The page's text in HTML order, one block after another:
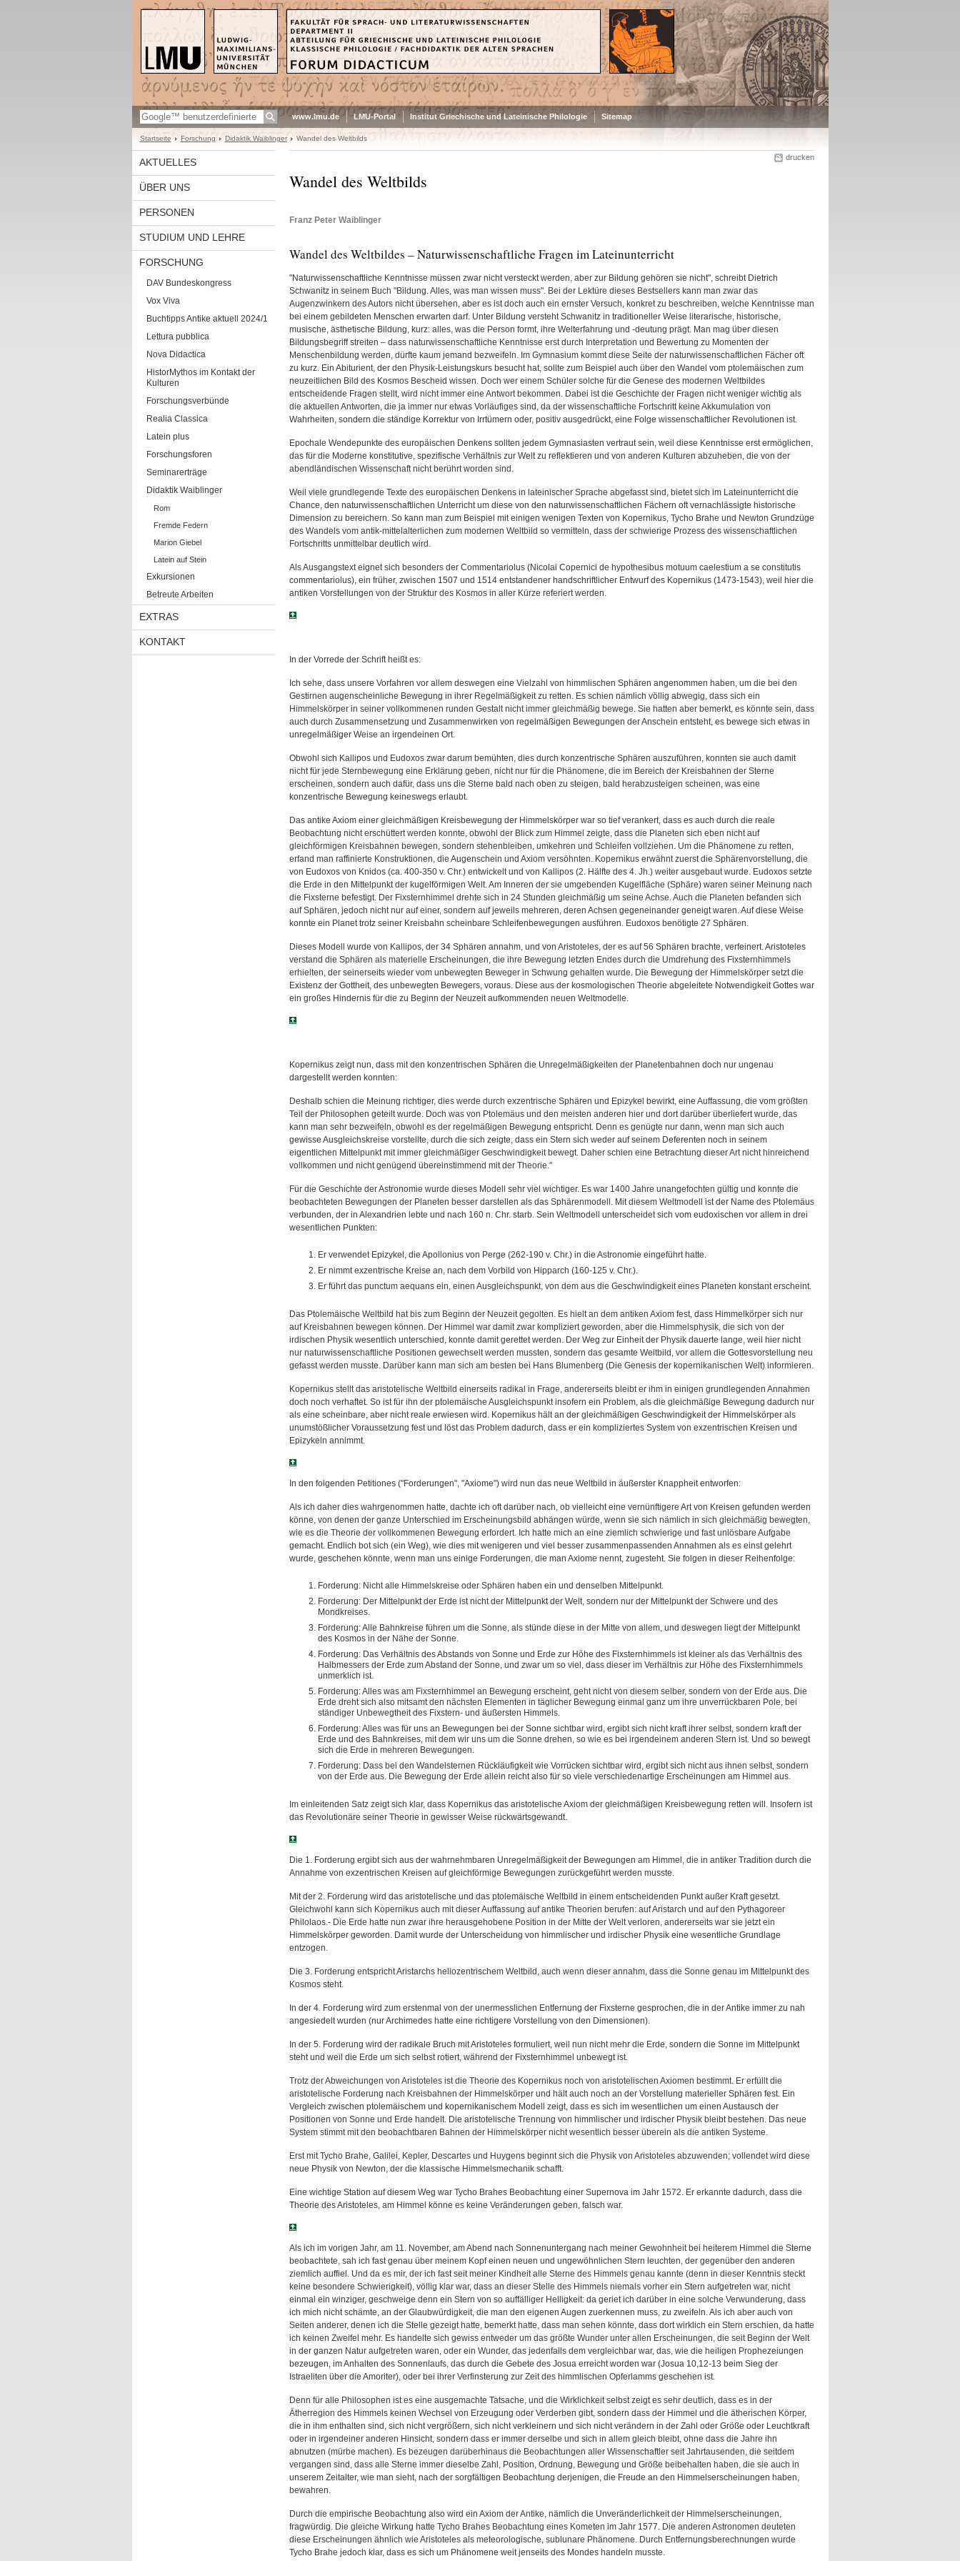
www.lmu.de LMU-Portal Institut Griechische und Lateinische Philologie Sitemap
Startseite Forschung Didaktik Waiblinger Wandel des Weltbilds
AKTUELLES
ÜBER UNS
PERSONEN
STUDIUM UND LEHRE
FORSCHUNG
DAV Bundeskongress
Vox Viva
Buchtipps Antike aktuell 2024/1
Lettura pubblica
Nova Didactica
HistorMythos im Kontakt der
Kulturen
Forschungsverbünde
Realia Classica
Latein plus
Forschungsforen
Seminarerträge
Didaktik Waiblinger
Rom
Fremde Federn
Marion Giebel
Latein auf Stein
Exkursionen
Betreute Arbeiten
EXTRAS
KONTAKT
drucken
Wandel des Weltbilds
Franz Peter Waiblinger
Wandel des Weltbildes – Naturwissenschaftliche Fragen im Lateinunterricht
"Naturwissenschaftliche Kenntnisse müssen zwar nicht versteckt werden, aber zur Bildung gehören sie nicht", schreibt Dietrich
Schwanitz in seinem Buch "Bildung. Alles, was man wissen muss". Bei der Lektüre dieses Bestsellers kann man zwar das
Augenzwinkern des Autors nicht übersehen, aber es ist doch auch ein ernster Versuch, konkret zu beschreiben, welche Kenntnisse man
bei einem gebildeten Menschen erwarten darf. Unter Bildung versteht Schwanitz in traditioneller Weise literarische, historische,
musische, ästhetische Bildung, kurz: alles, was die Person formt, ihre Welterfahrung und -deutung prägt. Man mag über diesen
Bildungsbegriff streiten – dass naturwissenschaftliche Kenntnisse erst durch Interpretation und Bewertung zu Momenten der
Menschenbildung werden, dürfte kaum jemand bezweifeln. Im Gymnasium kommt diese Seite der naturwissenschaftlichen Fächer oft
zu kurz. Ein Abiturient, der den Physik-Leistungskurs besucht hat, sollte zum Beispiel auch über den Wandel vom ptolemäischen zum
neuzeitlichen Bild des Kosmos Bescheid wissen. Doch wer einem Schüler solche für die Genese des modernen Weltbildes
entscheidende Fragen stellt, wird nicht immer eine Antwort bekommen. Dabei ist die Geschichte der Fragen nicht weniger wichtig als
die aktuellen Antworten, die ja immer nur etwas Vorläufiges sind, da der wissenschaftliche Fortschritt keine Akkumulation von
Wahrheiten, sondern die ständige Korrektur von Irrtümern oder, positiv ausgedrückt, eine Folge wissenschaftlicher Revolutionen ist.
Epochale Wendepunkte des europäischen Denkens sollten jedem Gymnasiasten vertraut sein, weil diese Kenntnisse erst ermöglichen,
das für die Moderne konstitutive, spezifische Verhältnis zur Welt zu reflektieren und von anderen Kulturen abzuheben, die von der
abendländischen Wissenschaft nicht berührt worden sind.
Weil viele grundlegende Texte des europäischen Denkens in lateinischer Sprache abgefasst sind, bietet sich im Lateinunterricht die
Chance, den naturwissenschaftlichen Unterricht um diese von den naturwissenschaftlichen Fächern oft vernachlässigte historische
Dimension zu bereichern. So kann man zum Beispiel mit einigen wenigen Texten von Kopernikus, Tycho Brahe und Newton Grundzüge
des Wandels vom antik-mittelalterlichen zum modernen Weltbild so vermitteln, dass der schwierige Prozess des wissenschaftlichen
Fortschritts unmittelbar deutlich wird.
Als Ausgangstext eignet sich besonders der Commentariolus (Nicolai Copernici de hypothesibus motuum caelestium a se constitutis
commentariolus), ein früher, zwischen 1507 und 1514 entstandener handschriftlicher Entwurf des Kopernikus (1473-1543), weil hier die
antiken Vorstellungen von der Struktur des Kosmos in aller Kürze referiert werden.
In der Vorrede der Schrift heißt es:
Ich sehe, dass unsere Vorfahren vor allem deswegen eine Vielzahl von himmlischen Sphären angenommen haben, um die bei den
Gestirnen augenscheinliche Bewegung in ihrer Regelmäßigkeit zu retten. Es schien nämlich völlig abwegig, dass sich ein
Himmelskörper in seiner vollkommenen runden Gestalt nicht immer gleichmäßig bewege. Sie hatten aber bemerkt, es könnte sein, dass
auch durch Zusammensetzung und Zusammenwirken von regelmäßigen Bewegungen der Anschein entsteht, es bewege sich etwas in
unregelmäßiger Weise an irgendeinen Ort.
Obwohl sich Kallipos und Eudoxos zwar darum bemühten, dies durch konzentrische Sphären auszuführen, konnten sie auch damit
nicht für jede Sternbewegung eine Erklärung geben, nicht nur für die Phänomene, die im Bereich der Kreisbahnen der Sterne
erscheinen, sondern auch dafür, dass uns die Sterne bald nach oben zu steigen, bald herabzusteigen scheinen, was eine
konzentrische Bewegung keineswegs erlaubt.
Das antike Axiom einer gleichmäßigen Kreisbewegung der Himmelskörper war so tief verankert, dass es auch durch die reale
Beobachtung nicht erschüttert werden konnte, obwohl der Blick zum Himmel zeigte, dass die Planeten sich eben nicht auf
gleichförmigen Kreisbahnen bewegen, sondern stehenbleiben, umkehren und Schleifen vollziehen. Um die Phänomene zu retten,
erfand man raffinierte Konstruktionen, die Augenschein und Axiom versöhnten. Kopernikus erwähnt zuerst die Sphärenvorstellung, die
von Eudoxos von Knidos (ca. 400-350 v. Chr.) entwickelt und von Kallipos (2. Hälfte des 4. Jh.) weiter ausgebaut wurde. Eudoxos setzte
die Erde in den Mittelpunkt der kugelförmigen Welt. Am Inneren der sie umgebenden Kugelfläche (Sphäre) waren seiner Meinung nach
die Fixsterne befestigt. Der Fixsternhimmel drehte sich in 24 Stunden gleichmäßig um seine Achse. Auch die Planeten befanden sich
auf Sphären, jedoch nicht nur auf einer, sondern auf jeweils mehreren, deren Achsen gegeneinander geneigt waren. Auf diese Weise
konnte ein Planet trotz seiner Kreisbahn scheinbare Schleifenbewegungen ausführen. Eudoxos benötigte 27 Sphären.
Dieses Modell wurde von Kallipos, der 34 Sphären annahm, und von Aristoteles, der es auf 56 Sphären brachte, verfeinert. Aristoteles
verstand die Sphären als materielle Erscheinungen, die ihre Bewegung letzten Endes durch die Umdrehung des Fixsternhimmels
erhielten, der seinerseits wieder vom unbewegten Beweger in Schwung gehalten wurde. Die Bewegung der Himmelskörper setzt die
Existenz der Gottheit, des unbewegten Bewegers, voraus. Diese aus der kosmologischen Theorie abgeleitete Notwendigkeit Gottes war
ein großes Hindernis für die zu Beginn der Neuzeit aufkommenden neuen Weltmodelle.
Kopernikus zeigt nun, dass mit den konzentrischen Sphären die Unregelmäßigkeiten der Planetenbahnen doch nur ungenau
dargestellt werden konnten:
Deshalb schien die Meinung richtiger, dies werde durch exzentrische Sphären und Epizykel bewirkt, eine Auffassung, die vom größten
Teil der Philosophen geteilt wurde. Doch was von Ptolemäus und den meisten anderen hier und dort darüber überliefert wurde, das
kann man sehr bezweifeln, obwohl es der regelmäßigen Bewegung entspricht. Denn es genügte nur dann, wenn man sich auch
gewisse Ausgleichskreise vorstellte, durch die sich zeigte, dass ein Stern sich weder auf seinem Deferenten noch in seinem
eigentlichen Mittelpunkt mit immer gleichmäßiger Geschwindigkeit bewegt. Daher schien eine Betrachtung dieser Art nicht hinreichend
vollkommen und nicht genügend übereinstimmend mit der Theorie."
Für die Geschichte der Astronomie wurde dieses Modell sehr viel wichtiger. Es war 1400 Jahre unangefochten gültig und konnte die
beobachteten Bewegungen der Planeten besser darstellen als das Sphärenmodell. Mit diesem Weltmodell ist der Name des Ptolemäus
verbunden, der in Alexandrien lebte und nach 160 n. Chr. starb. Sein Weltmodell unterscheidet sich vom eudoxischen vor allem in drei
wesentlichen Punkten:
Er verwendet Epizykel, die Apollonius von Perge (262-190 v. Chr.) in die Astronomie eingeführt hatte.
Er nimmt exzentrische Kreise an, nach dem Vorbild von Hipparch (160-125 v. Chr.).
Er führt das punctum aequans ein, einen Ausgleichspunkt, von dem aus die Geschwindigkeit eines Planeten konstant erscheint.
Das Ptolemäische Weltbild hat bis zum Beginn der Neuzeit gegolten. Es hielt an dem antiken Axiom fest, dass Himmelkörper sich nur
auf Kreisbahnen bewegen können. Der Himmel war damit zwar kompliziert geworden, aber die Himmelsphysik, die sich von der
irdischen Physik wesentlich unterschied, konnte damit gerettet werden. Der Weg zur Einheit der Physik dauerte lange, weil hier nicht
nur naturwissenschaftliche Positionen gewechselt werden mussten, sondern das gesamte Weltbild, vor allem die Gottesvorstellung neu
gefasst werden musste. Darüber kann man sich am besten bei Hans Blumenberg (Die Genesis der kopernikanischen Welt) informieren.
Kopernikus stellt das aristotelische Weltbild einerseits radikal in Frage, andererseits bleibt er ihm in einigen grundlegenden Annahmen
doch noch verhaftet. So ist für ihn der ptolemäische Ausgleichspunkt insofern ein Problem, als die gleichmäßige Bewegung dadurch nur
als eine scheinbare, aber nicht reale erwiesen wird. Kopernikus hält an der gleichmäßigen Geschwindigkeit der Himmelskörper als
unumstößlicher Voraussetzung fest und löst das Problem dadurch, dass er ein kompliziertes System von exzentrischen Kreisen und
Epizykeln annimmt.
In den folgenden Petitiones ("Forderungen", "Axiome") wird nun das neue Weltbild in äußerster Knappheit entworfen:
Als ich daher dies wahrgenommen hatte, dachte ich oft darüber nach, ob vielleicht eine vernünftigere Art von Kreisen gefunden werden
könne, von denen der ganze Unterschied im Erscheinungsbild abhängen würde, wenn sie sich nämlich in sich gleichmäßig bewegten,
wie es die Theorie der vollkommenen Bewegung erfordert. Ich hatte mich an eine ziemlich schwierige und fast unlösbare Aufgabe
gemacht. Endlich bot sich (ein Weg), wie dies mit wenigeren und viel besser zusammenpassenden Annahmen als es einst gelehrt
wurde, geschehen könnte, wenn man uns einige Forderungen, die man Axiome nennt, zugesteht. Sie folgen in dieser Reihenfolge:
Forderung: Nicht alle Himmelskreise oder Sphären haben ein und denselben Mittelpunkt.
Forderung: Der Mittelpunkt der Erde ist nicht der Mittelpunkt der Welt, sondern nur der Mittelpunkt der Schwere und des
Mondkreises.
Forderung: Alle Bahnkreise führen um die Sonne, als stünde diese in der Mitte von allem, und deswegen liegt der Mittelpunkt
des Kosmos in der Nähe der Sonne.
Forderung: Das Verhältnis des Abstands von Sonne und Erde zur Höhe des Fixsternhimmels ist kleiner als das Verhältnis des
Halbmessers der Erde zum Abstand der Sonne, und zwar um so viel, dass dieser im Verhältnis zur Höhe des Fixsternhimmels
unmerklich ist.
Forderung: Alles was am Fixsternhimmel an Bewegung erscheint, geht nicht von diesem selber, sondern von der Erde aus. Die
Erde dreht sich also mitsamt den nächsten Elementen in täglicher Bewegung einmal ganz um ihre unverrückbaren Pole, bei
ständiger Unbewegtheit des Fixstern- und äußersten Himmels.
Forderung: Alles was für uns an Bewegungen bei der Sonne sichtbar wird, ergibt sich nicht kraft ihrer selbst, sondern kraft der
Erde und des Bahnkreises, mit dem wir uns um die Sonne drehen, so wie es bei irgendeinem anderen Stern ist. Und so bewegt
sich die Erde in mehreren Bewegungen.
Forderung: Dass bei den Wandelsternen Rückläufigkeit wie Vorrücken sichtbar wird, ergibt sich nicht aus ihnen selbst, sondern
von der Erde aus. Die Bewegung der Erde allein reicht also für so viele verschiedenartige Erscheinungen am Himmel aus.
Im einleitenden Satz zeigt sich klar, dass Kopernikus das aristotelische Axiom der gleichmäßigen Kreisbewegung retten will. Insofern ist
das Revolutionäre seiner Theorie in gewisser Weise rückwärtsgewandt.
Die 1. Forderung ergibt sich aus der wahrnehmbaren Unregelmäßigkeit der Bewegungen am Himmel, die in antiker Tradition durch die
Annahme von exzentrischen Kreisen auf gleichförmige Bewegungen zurückgeführt werden musste.
Mit der 2. Forderung wird das aristotelische und das ptolemäische Weltbild in einem entscheidenden Punkt außer Kraft gesetzt.
Gleichwohl kann sich Kopernikus auch mit dieser Auffassung auf antike Theorien berufen: auf Aristarch und auf den Pythagoreer
Philolaos.- Die Erde hatte nun zwar ihre herausgehobene Position in der Mitte der Welt verloren, andererseits war sie jetzt ein
Himmelskörper geworden. Damit wurde der Unterscheidung von himmlischer und irdischer Physik eine wesentliche Grundlage
entzogen.
Die 3. Forderung entspricht Aristarchs heliozentrischem Weltbild, auch wenn dieser annahm, dass die Sonne genau im Mittelpunkt des
Kosmos steht.
In der 4. Forderung wird zum erstenmal von der unermesslichen Entfernung der Fixsterne gesprochen, die in der Antike immer zu nah
angesiedelt wurden (nur Archimedes hatte eine richtigere Vorstellung von den Dimensionen).
In der 5. Forderung wird der radikale Bruch mit Aristoteles formuliert, weil nun nicht mehr die Erde, sondern die Sonne im Mittelpunkt
steht und weil die Erde um sich selbst rotiert, während der Fixsternhimmel unbewegt ist.
Trotz der Abweichungen von Aristoteles ist die Theorie des Kopernikus noch von aristotelischen Axiomen bestimmt. Er erfüllt die
aristotelische Forderung nach Kreisbahnen der Himmelskörper und hält auch noch an der Vorstellung materieller Sphären fest. Ein
Vergleich zwischen ptolemäischem und kopernikanischem Modell zeigt, dass es sich im wesentlichen um einen Austausch der
Positionen von Sonne und Erde handelt. Die aristotelische Trennung von himmlischer und irdischer Physik bleibt bestehen. Das neue
System stimmt mit den beobachtbaren Bahnen der Himmelskörper nicht wesentlich besser überein als die antiken Systeme.
Erst mit Tycho Brahe, Galilei, Kepler, Descartes und Huygens beginnt sich die Physik von Aristoteles abzuwenden; vollendet wird diese
neue Physik von Newton, der die klassische Himmelsmechanik schafft.
Eine wichtige Station auf diesem Weg war Tycho Brahes Beobachtung einer Supernova im Jahr 1572. Er erkannte dadurch, dass die
Theorie des Aristoteles, am Himmel könne es keine Veränderungen geben, falsch war.
Als ich im vorigen Jahr, am 11. November, am Abend nach Sonnenuntergang nach meiner Gewohnheit bei heiterem Himmel die Sterne
beobachtete, sah ich fast genau über meinem Kopf einen neuen und ungewöhnlichen Stern leuchten, der gegenüber den anderen
ziemlich auffiel. Und da es mir, der ich fast seit meiner Kindheit alle Sterne des Himmels genau kannte (denn in dieser Kenntnis steckt
keine besondere Schwierigkeit), völlig klar war, dass an dieser Stelle des Himmels niemals vorher ein Stern aufgetreten war, nicht
einmal ein winziger, geschweige denn ein Stern von so auffälliger Helligkeit: da geriet ich darüber in eine solche Verwunderung, dass
ich mich nicht schämte, an der Glaubwürdigkeit, die man den eigenen Augen zuerkennen muss, zu zweifeln. Als ich aber auch von
Seiten anderer, denen ich die Stelle gezeigt hatte, bemerkt hatte, dass man sehen könnte, dass dort wirklich ein Stern erschien, da hatte
ich keinen Zweifel mehr. Es handelte sich gewiss entweder um das größte Wunder unter allen Erscheinungen, die seit Beginn der Welt
in der ganzen Natur aufgetreten waren, oder ein Wunder, das jedenfalls dem vergleichbar war, das, wie die heiligen Prophezeiungen
bezeugen, im Anhalten des Sonnenlaufs, das durch die Gebete des Josua erreicht worden war (Josua 10,12-13 beim Sieg der
Istraeliten über die Amoriter), oder bei ihrer Verfinsterung zur Zeit des himmlischen Opferlamms geschehen ist.
Denn für alle Philosophen ist es eine ausgemachte Tatsache, und die Wirklichkeit selbst zeigt es sehr deutlich, dass es in der
Ätherregion des Himmels keinen Wechsel von Erzeugung oder Verderben gibt, sondern dass der Himmel und die ätherischen Körper,
die in ihm enthalten sind, sich nicht vergrößern, sich nicht verkleinern und sich nicht verändern in der Zahl oder Größe oder Leuchtkraft
oder in irgendeiner anderen Hinsicht, sondern dass er immer derselbe und sich in allem gleich bleibt, ohne dass die Jahre ihn
abnutzen (mürbe machen). Es bezeugen darüberhinaus die Beobachtungen aller Wissenschaftler seit Jahrtausenden, die seitdem
vergangen sind, dass alle Sterne immer dieselbe Zahl, Position, Ordnung, Bewegung und Größe beibehalten haben, die sie auch in
unserem Zeitalter, wie man sieht, nach der sorgfältigen Beobachtung derjenigen, die Freude an den Himmelserscheinungen haben,
bewahren.
Durch die empirische Beobachtung also wird ein Axiom der Antike, nämlich die Unveränderlichkeit der Himmelserscheinungen,
fragwürdig. Die gleiche Wirkung hatte Tycho Brahes Beobachtung eines Kometen im Jahr 1577. Die anderen Astronomen deuteten
diese Erscheinungen ähnlich wie Aristoteles als meteorologische, sublunare Phänomene. Durch Entfernungsberechnungen wurde
Tycho Brahe jedoch klar, dass es sich um Phänomene weit jenseits des Mondes handeln musste.